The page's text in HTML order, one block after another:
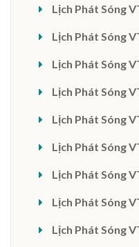
Lịch Phát Sóng
Lịch Phát Sóng
Lịch Phát Sóng
Lịch Phát Sóng
Lịch Phát Sóng
Lịch Phát Sóng
Lịch Phát Sóng
Lịch Phát Sóng
Lịch Phát Sóng